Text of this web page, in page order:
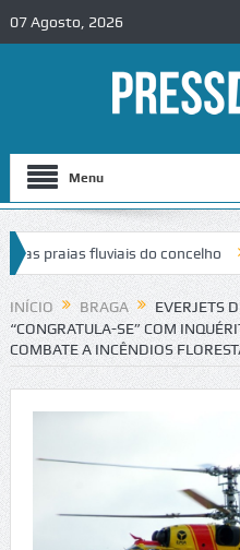
07 Agosto, 2026
Menu
fluviais do concelho
INÍCIO BRAGA
EVERJETS
“CONGRATULA-SE” COM
COMBATE A INCÊNDIOS